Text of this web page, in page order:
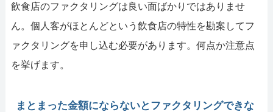
飲食店のファクタリングは良い面ばかりではありませ
ん。個人客がほとんどという飲食店の特性を勘案してフ
ァクタリングを申し込む必要があります。何点か注意点
を挙げます。
まとまった金額にならないとファクタリングできな